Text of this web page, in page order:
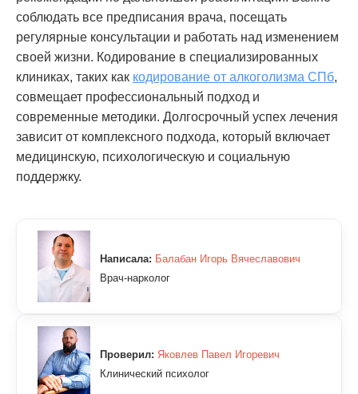
соблюдать все предписания врача, посещать
регулярные консультации и работать над изменением
своей жизни. Кодирование в специализированных
клиниках, таких как кодирование от алкоголизма СПб,
совмещает профессиональный подход и
современные методики. Долгосрочный успех лечения
зависит от комплексного подхода, который включает
медицинскую, психологическую и социальную
поддержку.
Написала: Балабан Игорь Вячеславович
Врач-нарколог
Проверил: Яковлев Павел Игоревич
Клинический психолог